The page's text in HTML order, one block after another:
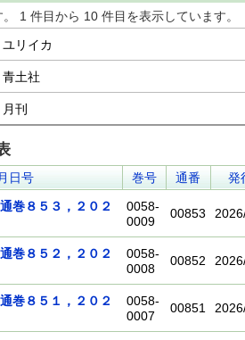
1 件目から 10 件目を表示しています。
ユリイカ
青土社
月刊
日号 巻号 通番 発
巻８５３，２０２
0058-
0009
00853
巻８５２，２０２
0058-
0008
00852
巻８５１，２０２
0058-
0007
00851